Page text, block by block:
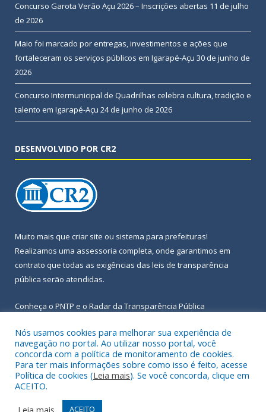
Concurso Garota Verão Açu 2026 – Inscrições abertas 11 de julho
de 2026
Maio foi marcado por entregas, investimentos e ações que
fortaleceram os serviços públicos em Igarapé-Açu 30 de junho de
2026
Concurso Intermunicipal de Quadrilhas celebra cultura, tradição e
talento em Igarapé-Açu 24 de junho de 2026
DESENVOLVIDO POR CR2
Muito mais que criar site ou sistema para prefeituras!
Realizamos uma assessoria completa, onde garantimos em
contrato que todas as exigências das leis de transparência
pública serão atendidas.
Conheça o PNTP e o Radar da Transparência Pública
Todos os direitos reservados a Prefeitura Municipal de Igarapé-
Açu.
Frequência Online
Nós usamos cookies para melhorar sua experiência de
navegação no portal. Ao utilizar nosso portal, você
concorda com a política de monitoramento de cookies.
Para ter mais informações sobre como isso é feito, acesse
Política de cookies (Leia mais). Se você concorda, clique em
ACEITO.
Leia mais
ACEITO